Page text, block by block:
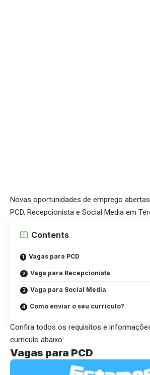
Novas oportunidades de emprego
PCD, Recepcionista e Social Media em
Contents
Vagas para PCD
Vaga para Recepcionista
Vaga para Social Media
Como enviar o seu currículo?
Confira todos os requisitos e
currículo abaixo:
Vagas para PCD